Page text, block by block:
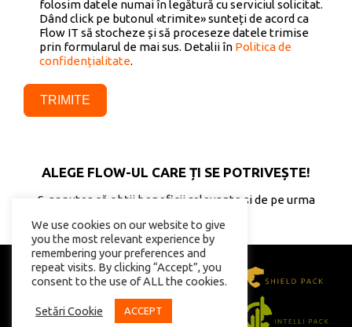
folosim datele numai în legătură cu serviciul solicitat.
Dând click pe butonul «trimite» sunteți de acord ca
Flow IT să stocheze și să proceseze datele trimise
prin formularul de mai sus. Detalii în Politica de
confidențialitate.
TRIMITE
ALEGE FLOW-UL CARE ȚI SE POTRIVEȘTE!
S-ar putea să obții beneficii relevante și de pe urma
We use cookies on our website to give
you the most relevant experience by
remembering your preferences and
repeat visits. By clicking “Accept”, you
consent to the use of ALL the cookies.
Setări Cookie ACCEPT